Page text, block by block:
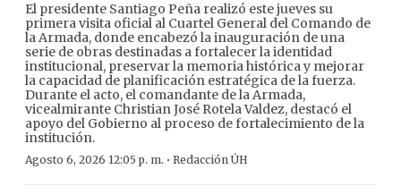
El presidente Santiago Peña realizó este jueves su
primera visita oficial al Cuartel General del Comando de
la Armada, donde encabezó la inauguración de una
serie de obras destinadas a fortalecer la identidad
institucional, preservar la memoria histórica y mejorar
la capacidad de planificación estratégica de la fuerza.
Durante el acto, el comandante de la Armada,
vicealmirante Christian José Rotela Valdez, destacó el
apoyo del Gobierno al proceso de fortalecimiento de la
institución.
Agosto 6, 2026 12:05 p. m. · Redacción ÚH